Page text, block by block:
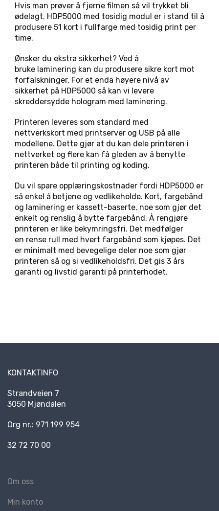
Hvis man prøver å fjerne filmen så vil trykket bli
ødelagt. HDP5000 med tosidig modul er i stand til å
produsere 51 kort i fullfarge med tosidig print per
time.
Ønsker du ekstra sikkerhet? Ved å
bruke laminering kan du produsere sikre kort mot
forfalskninger. For et enda høyere nivå av
sikkerhet på HDP5000 så kan vi levere
skreddersydde hologram med laminering.
Printeren leveres som standard med
nettverkskort med printserver og USB på alle
modellene. Dette gjør at du kan dele printeren i
nettverket og flere kan få gleden av å benytte
printeren både til printing og koding.
Du vil spare opplæringskostnader fordi HDP5000 er
så enkel å betjene og vedlikeholde. Kort, fargebånd
og laminering er kassett-baserte, noe som gjør det
enkelt og renslig å bytte fargebånd. Å rengjøre
printeren er like bekymringsfri. Det medfølger
en rense rull med hvert fargebånd som kjøpes. Det
er minimalt med bevegelige deler noe som gjør
printeren så og si vedlikeholdsfri. Det gis 3 års
garanti og livstid garanti på printerhodet.
KONTAKTINFO
Strandveien 7
3050 Mjøndalen
Org nr.: 971 199 954
32 72 70 00
Om oss
Min konto